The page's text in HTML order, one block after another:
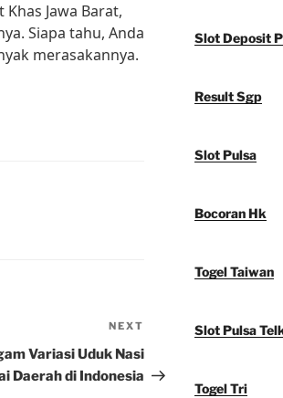
Jawa Barat,
Siapa tahu, Anda
merasakannya.
Post
NEXT
Variasi Uduk Nasi
Daerah di Indonesia
Slot Deposit
Result Sgp
Slot Pulsa
Bocoran Hk
Togel Taiwan
Slot Pulsa
Togel Tri